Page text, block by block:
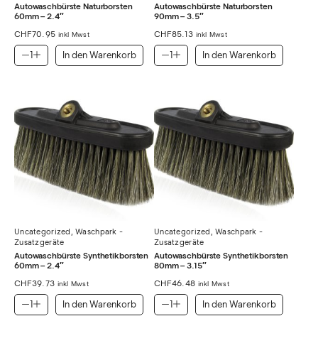
Autowaschbürste Naturborsten
60mm – 2.4″
CHF70.95 inkl Mwst
In den Warenkorb
Autowaschbürste Naturborsten
90mm – 3.5″
CHF85.13 inkl Mwst
In den Warenkorb
Uncategorized ,Waschpark -
Zusatzgeräte
Autowaschbürste Synthetikborsten
60mm – 2.4″
CHF39.73 inkl Mwst
In den Warenkorb
Uncategorized ,Waschpark -
Zusatzgeräte
Autowaschbürste Synthetikborsten
80mm – 3.15″
CHF46.48 inkl Mwst
In den Warenkorb